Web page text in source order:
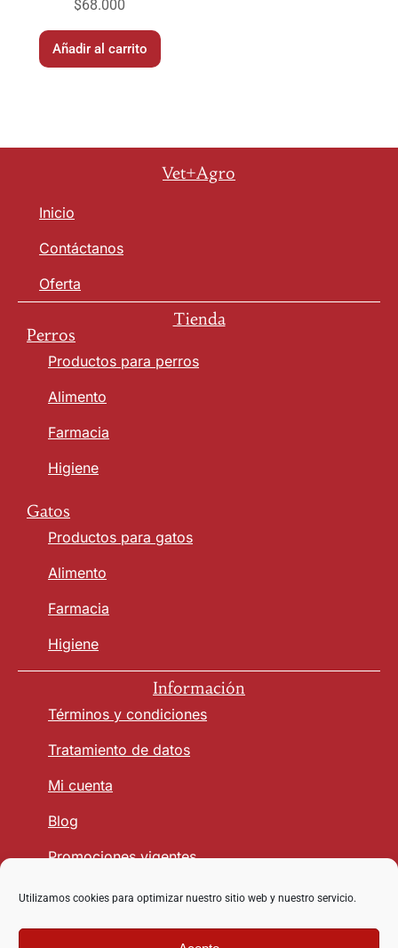
Utilizamos cookies para optimizar nuestro sitio web y nuestro servicio.
$68.000
Añadir al carrito
Vet+Agro
Inicio
Contáctanos
Oferta
Tienda
Perros
Productos para perros
Alimento
Farmacia
Higiene
Gatos
Productos para gatos
Alimento
Farmacia
Higiene
Información
Términos y condiciones
Tratamiento de datos
Mi cuenta
Blog
Promociones vigentes
Seguridad y Confianza